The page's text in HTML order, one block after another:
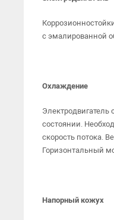
с эмалированной
Охлаждение
Электродвигатель
состоянии.
скорость потока.
Горизонтальный
Напорный кожух